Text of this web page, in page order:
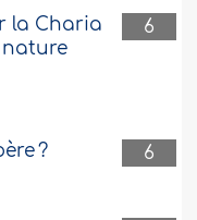
6
la Charia
6
?